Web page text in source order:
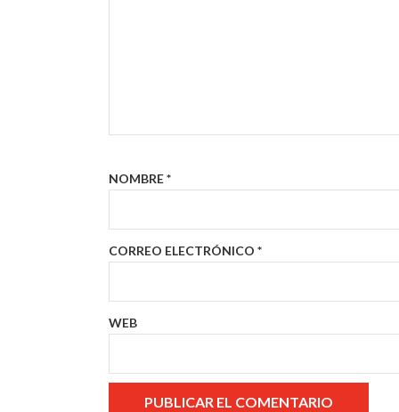
NOMBRE*
CORREO ELECTRÓNICO *
WEB